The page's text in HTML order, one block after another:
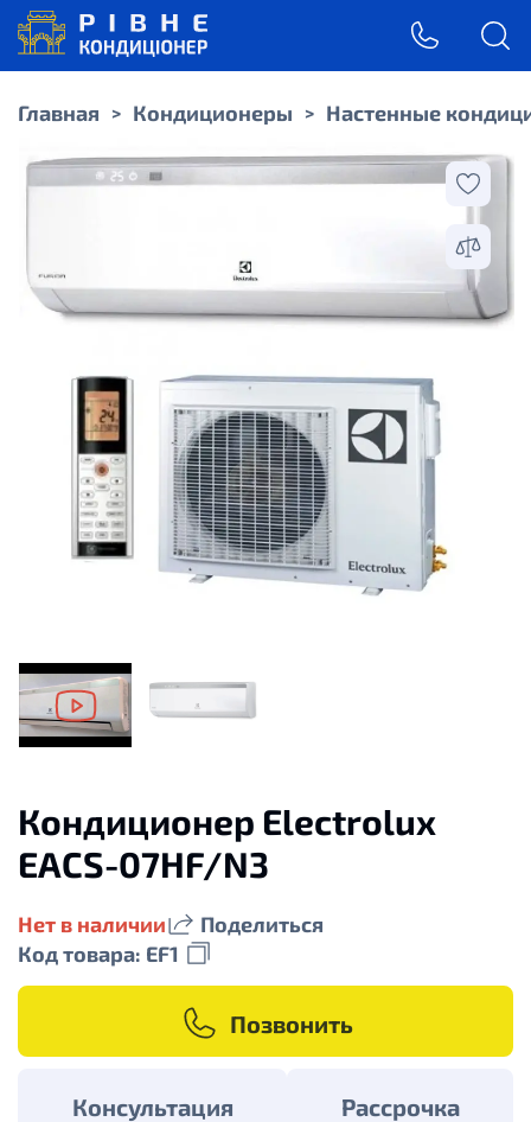
Главная > Кондиционеры > Настенные
Кондиционер Electrolux
EACS-07HF/N3
Нет в наличии
Поделиться
Код товара: EF1
Позвонить
Консультация Рассрочка